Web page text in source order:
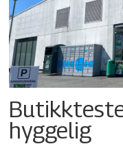
hyggelig